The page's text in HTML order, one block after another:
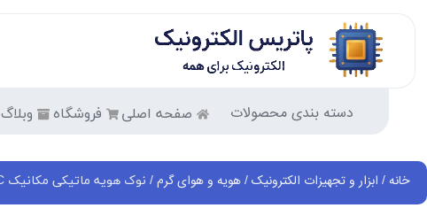
دسته بندی محصولات صفحه اصلی فروشگاه وبلاگ
خانه / ابزار و تجهیزات الکترونیک / هویه و هوای گرم / نوک هویه ماتیکی مکانیک MECHANIC 900M-T-2C